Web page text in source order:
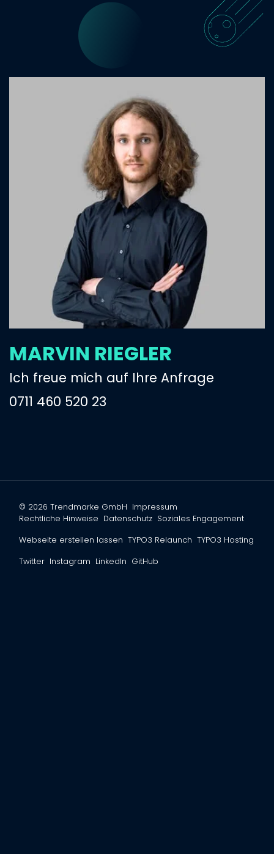
MARVIN RIEGLER
Ich freue mich auf Ihre Anfrage
0711 460 520 23
© 2026 Trendmarke GmbH Impressum
Rechtliche Hinweise Datenschutz Soziales Engagement
Webseite erstellen lassen TYPO3 Relaunch TYPO3 Hosting
Twitter Instagram LinkedIn GitHub